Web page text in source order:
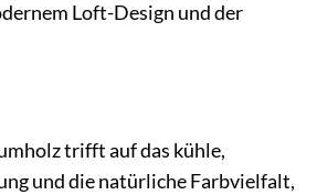
Loft-Design und der
trifft auf das kühle,
und die natürliche Farbvielfalt,